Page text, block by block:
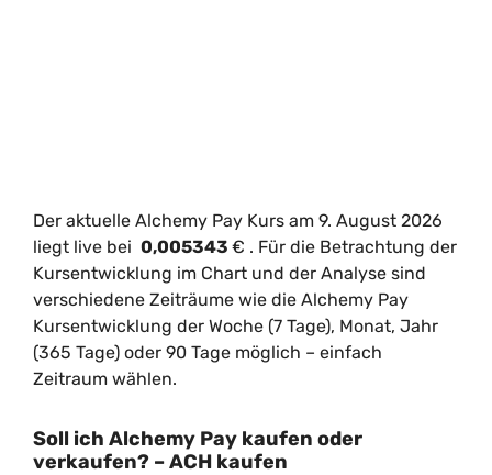
Der aktuelle Alchemy Pay Kurs am 9. August 2026
liegt live bei 0,005343 € . Für die Betrachtung der
Kursentwicklung im Chart und der Analyse sind
verschiedene Zeiträume wie die Alchemy Pay
Kursentwicklung der Woche (7 Tage), Monat, Jahr
(365 Tage) oder 90 Tage möglich – einfach
Zeitraum wählen.
Soll ich Alchemy Pay kaufen oder
verkaufen? – ACH kaufen